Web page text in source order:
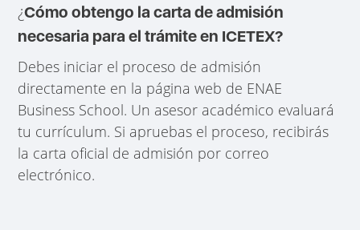
¿Cómo obtengo la carta de admisión
necesaria para el trámite en ICETEX?
Debes iniciar el proceso de admisión
directamente en la página web de ENAE
Business School. Un asesor académico evaluará
tu currículum. Si apruebas el proceso, recibirás
la carta oficial de admisión por correo
electrónico.